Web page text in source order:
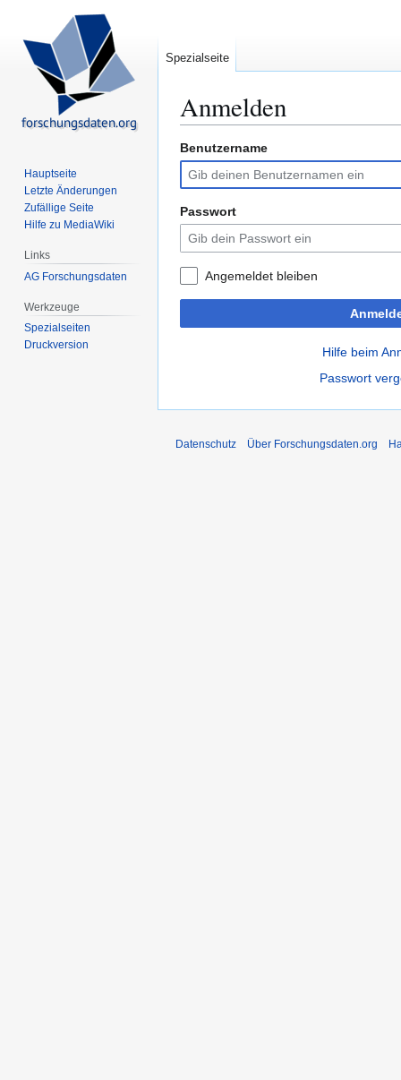
Anmelden
Zur
Navigation
springen
Zur
Suche
springen
Benutzername
Passwort
Angemeldet bleiben
Hilfe beim
Passwort
Spezialseite
Hauptseite
Letzte Änderungen
Zufällige Seite
Hilfe zu MediaWiki
Links
AG Forschungsdaten
Werkzeuge
Spezialseiten
Druckversion
Datenschutz Über Forschungsdaten.org